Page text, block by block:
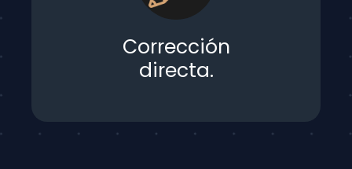
Corrección
directa.